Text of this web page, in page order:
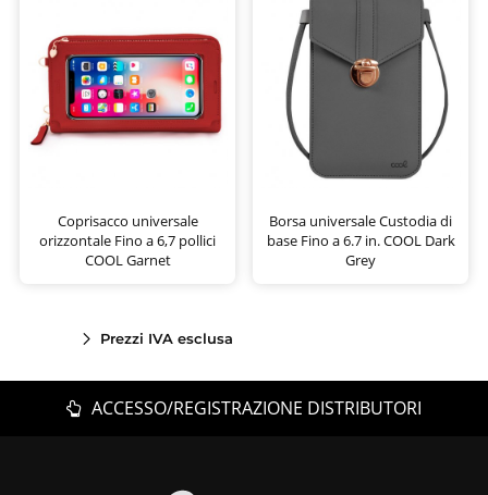
Coprisacco universale
orizzontale Fino a 6,7 pollici
COOL Garnet
Borsa universale Custodia di
base Fino a 6.7 in. COOL Dark
Grey
Prezzi IVA esclusa
ACCESSO/REGISTRAZIONE DISTRIBUTORI